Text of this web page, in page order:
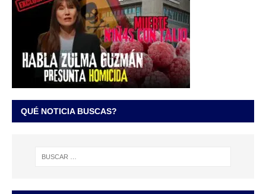
QUÉ NOTICIA BUSCAS?